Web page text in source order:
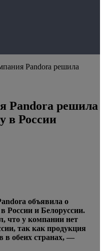
Pandora решила
Pandora решила
в России
объявила о
России и Белоруссии.
что у компании нет
так как продукция
в обеих странах, —